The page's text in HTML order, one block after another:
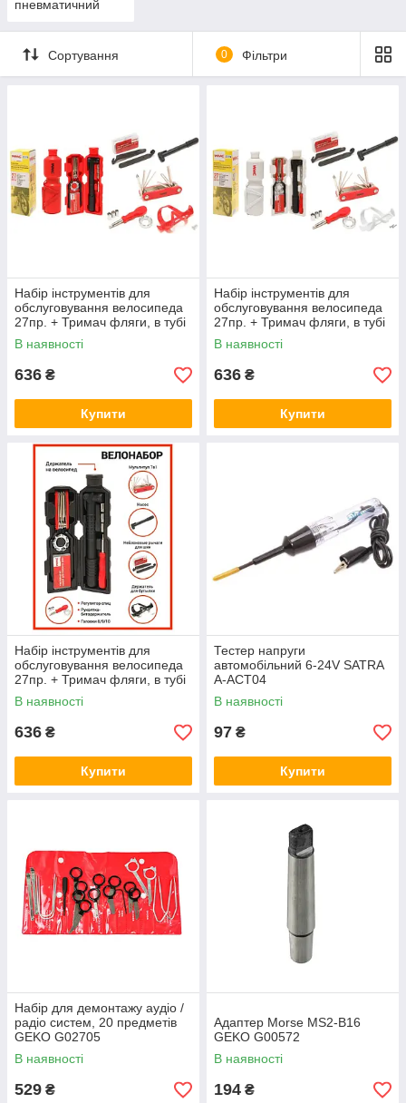
пневматичний
Сортування 0 Фільтри
Набір інструментів для
обслуговування велосипеда
27пр. + Тримач фляги, в тубі
(червоний)
В наявності
636 ₴
Купити
Набір інструментів для
обслуговування велосипеда
27пр. + Тримач фляги, в тубі
(білий)
В наявності
636 ₴
Купити
Набір інструментів для
обслуговування велосипеда
27пр. + Тримач фляги, в тубі
(чорний)
В наявності
636 ₴
Купити
Тестер напруги
автомобільний 6-24V SATRA
A-ACT04
В наявності
97 ₴
Купити
Набір для демонтажу аудіо /
радіо систем, 20 предметів
GEKO G02705
В наявності
529 ₴
Адаптер Morse MS2-B16
GEKO G00572
В наявності
194 ₴